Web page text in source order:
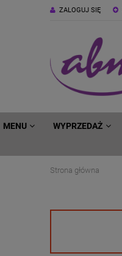
ZALOGUJ SIĘ
MENU WYPRZEDAŻ
Strona główna